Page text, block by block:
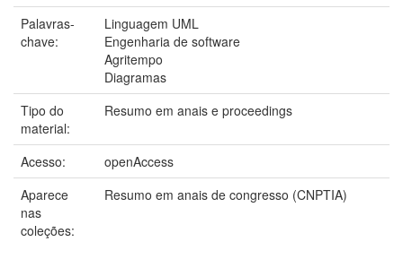
Palavras-
chave:
Linguagem UML
Engenharia de software
Agritempo
Diagramas
Tipo do
material:
Resumo em anais e proceedings
Acesso:
openAccess
Aparece
nas
coleções:
Resumo em anais de congresso (CNPTIA)